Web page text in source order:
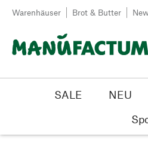
Zum Inhalt springen
Warenhäuser Brot & Butter
SALE NEU